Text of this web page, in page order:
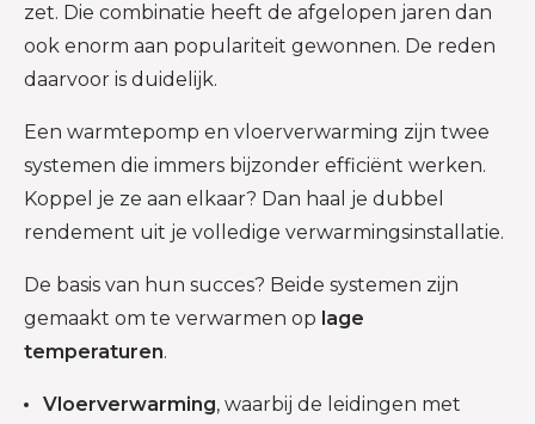
zet. Die combinatie heeft de afgelopen jaren dan
ook enorm aan populariteit gewonnen. De reden
daarvoor is duidelijk.
Een warmtepomp en vloerverwarming zijn twee
systemen die immers bijzonder efficiënt werken.
Koppel je ze aan elkaar? Dan haal je dubbel
rendement uit je volledige verwarmingsinstallatie.
De basis van hun succes? Beide systemen zijn
gemaakt om te verwarmen op lage
temperaturen.
Vloerverwarming, waarbij de leidingen met